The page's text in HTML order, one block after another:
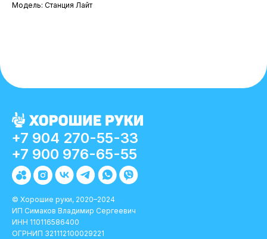
Модель: Станция Лайт
+7 904 270-55-33
© Хорошие руки, 2020–2024
ИП Симаков Владимир Сергеевич
ИНН 110116586400
ОГРНИП 321112100029221
+7 900 976-65-55